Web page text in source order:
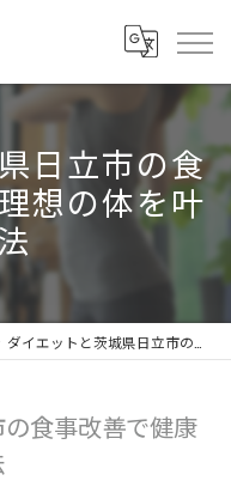
日立市の食
想の体を叶
ダイエットと茨城県日立市の食事改善で健康的に理想の体を叶える方法
食事改善で健康